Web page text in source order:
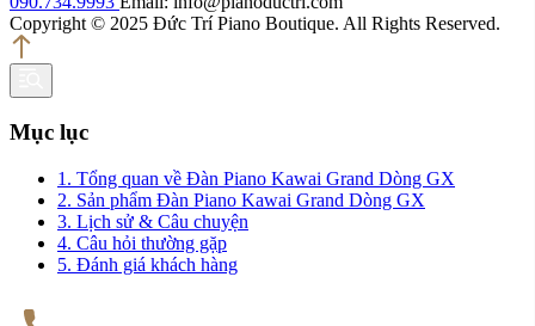
Copyright © 2025 Đức Trí Piano Boutique. All Rights Reserved.
Mục lục
1. Tổng quan về Đàn Piano Kawai Grand Dòng GX
2. Sản phẩm Đàn Piano Kawai Grand Dòng GX
3. Lịch sử & Câu chuyện
4. Câu hỏi thường gặp
5. Đánh giá khách hàng